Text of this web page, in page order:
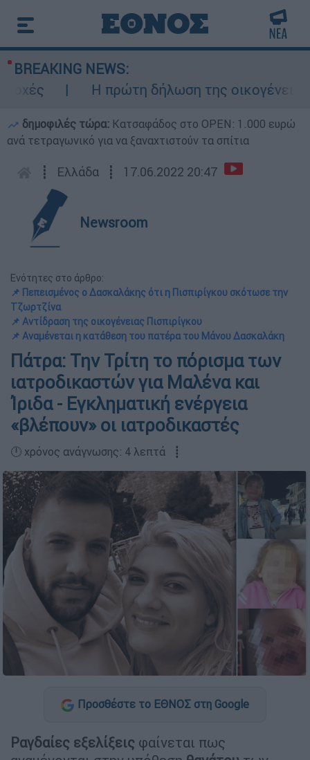
BREAKING NEWS:
Η πρώτη δήλωση της οικογένειας της
δημοφιλές τώρα: Κατσαφάδος στο OPEN: 1.000 ευρώ
ανά τετραγωνικό για να ξαναχτιστούν τα σπίτια
┋ Ελλάδα ┋ 17.06.2022 20:47
Newsroom
Ενότητες στο άρθρο:
📌 Πεπεισμένος ο Δασκαλάκης ότι η Πισπιρίγκου σκότωσε την
Τζωρτζίνα
📌 Αντίδραση της οικογένειας Πισπιρίγκου
📌 Αναμένεται η κατάθεση του πατέρα του Μάνου Δασκαλάκη
Πάτρα: Την Τρίτη το πόρισμα των
ιατροδικαστών για Μαλένα και
Ίριδα - Εγκληματική ενέργεια
«βλέπουν» οι ιατροδικαστές
🕛 χρόνος ανάγνωσης: 4 λεπτά ┋
Προσθέστε το ΕΘΝΟΣ στη Google
Ραγδαίες εξελίξεις φαίνεται πως